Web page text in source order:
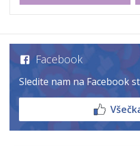
Facebook
Sledite nam na Facebook